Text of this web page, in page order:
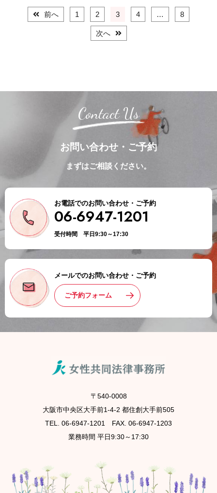
前へ 1 2 3 4 … 8
次へ
Contact Us
お問い合わせ・ご予約
まずはご相談ください。
お電話でのお問い合わせ・ご予約
06-6947-1201
受付時間 平日9:30～17:30
メールでのお問い合わせ・ご予約
ご予約フォーム
〒540-0008
大阪市中央区大手前1-4-2 都住創大手前505
TEL. 06-6947-1201 FAX. 06-6947-1203
業務時間 平日9:30～17:30